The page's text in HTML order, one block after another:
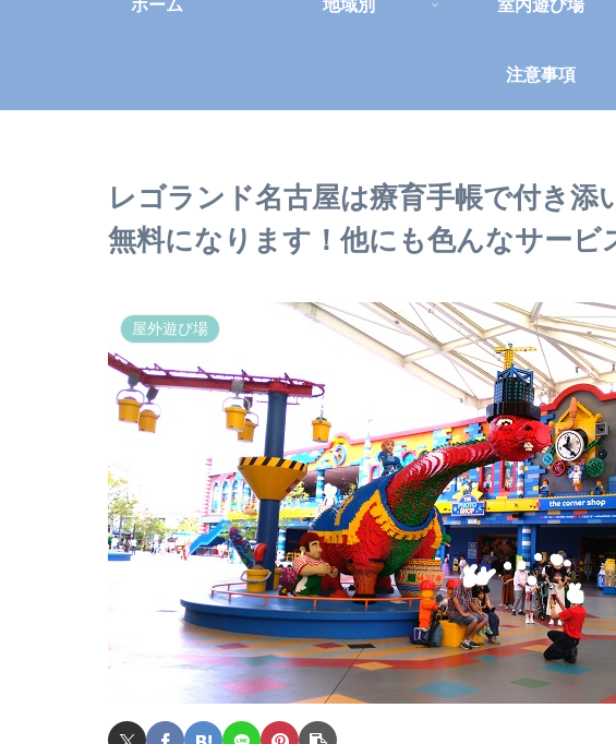
ホーム 地域別 室内遊び場
注意事項
レゴランド名古屋は療育手帳で付き添
無料になります！他にも色んなサービ
屋外遊び場